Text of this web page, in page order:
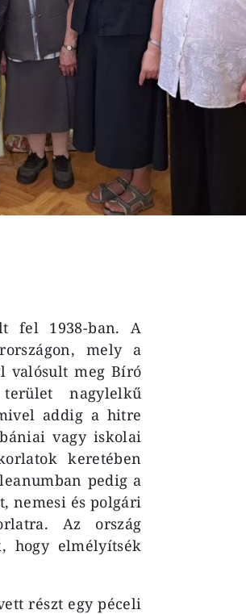
fel 1938-ban. A
mely a
valósult meg Bíró
nagylelkű
addig a hitre
vagy iskolai
keretében
pedig a
nemesi és polgári
Az ország
hogy elmélyítsék
részt egy péceli